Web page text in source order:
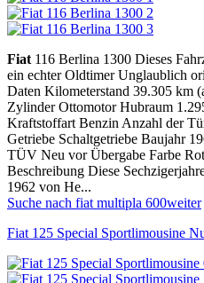
Fiat 116 Berlina 1300 Dieses
ein echter Oldtimer Unglaublich
Daten Kilometerstand 39.305 km
Zylinder Ottomotor Hubraum
Kraftstoffart Benzin Anzahl der
Getriebe Schaltgetriebe Baujahr
TÜV Neu vor Übergabe Farbe
Beschreibung Diese
1962 von He...
Suche nach fiat multipla 600weiter
Fiat 125 Special Sportlimousine